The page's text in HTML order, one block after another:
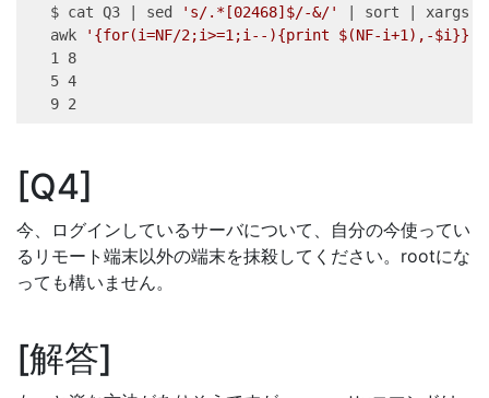
$ cat Q3 sed 's/.*[02468]$/-&/' sort xargs
awk
'{for(i=NF/2;i>=1;i--){print $(NF-i+1),-$i}}'
1
8
5 4
9 2
Q4
今、ログインしているサーバについて、自分の今使ってい
るリモート端末以外の端末を抹殺してください。rootにな
っても構いません。
解答